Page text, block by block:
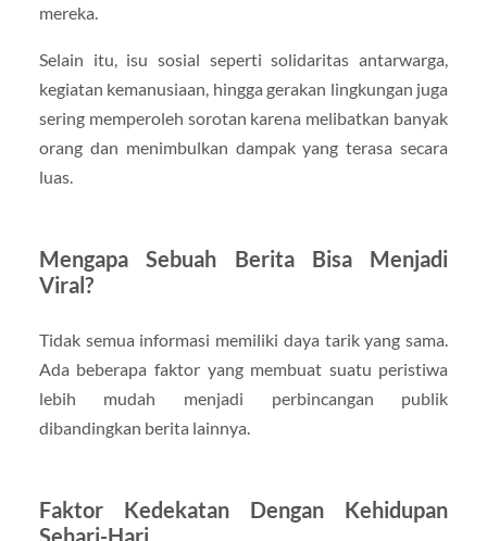
mereka.
Selain itu, isu sosial seperti solidaritas antarwarga,
kegiatan kemanusiaan, hingga gerakan lingkungan juga
sering memperoleh sorotan karena melibatkan banyak
orang dan menimbulkan dampak yang terasa secara
luas.
Mengapa Sebuah Berita Bisa Menjadi
Viral?
Tidak semua informasi memiliki daya tarik yang sama.
Ada beberapa faktor yang membuat suatu peristiwa
lebih mudah menjadi perbincangan publik
dibandingkan berita lainnya.
Faktor Kedekatan Dengan Kehidupan
Sehari-Hari